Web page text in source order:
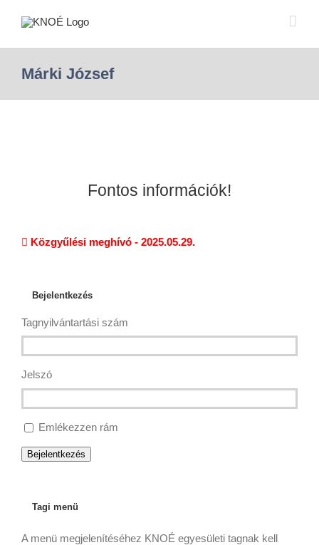
Márki József
Fontos információk!
Közgyűlési meghívó - 2025.05.29.
Bejelentkezés
Tagnyilvántartási szám
Jelszó
Emlékezzen rám
Bejelentkezés
Tagi menü
A menü megjelenítéséhez KNOÉ egyesületi tagnak kell